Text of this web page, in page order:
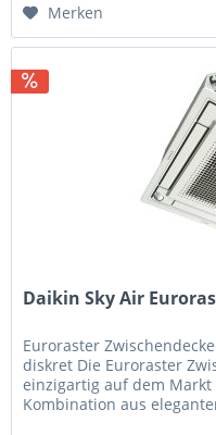
Merken
Daikin Sky Air
Euroraster
diskret Die Euroraster
einzigartig auf dem
Kombination aus